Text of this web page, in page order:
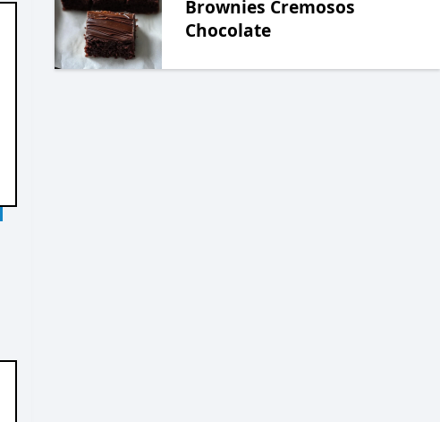
Brownies Cremosos
Chocolate